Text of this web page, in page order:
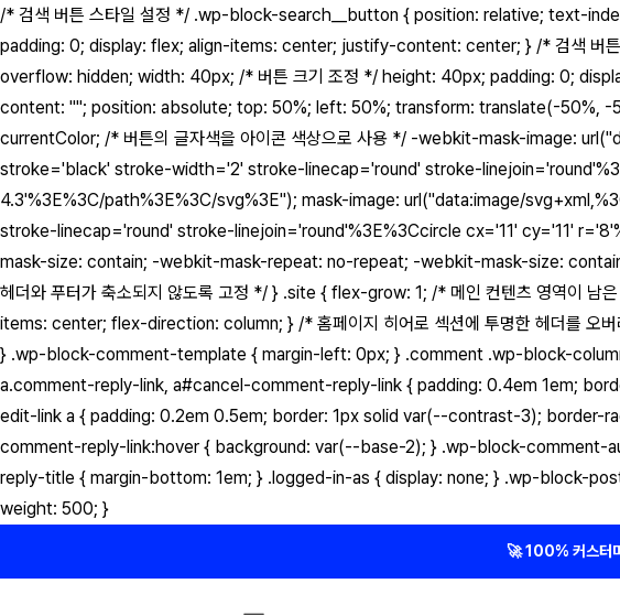
/* 검색 버튼 스타일 설정 */ .wp-block-search__button { position: relative; text-
padding: 0; display: flex; align-items: center; justify-content: center; } /* 검색
overflow: hidden; width: 40px; /* 버튼 크기 조정 */ height: 40px; padding: 0;
content: ""; position: absolute; top: 50%; left: 50%; transform: translate(-50%, -
currentColor; /* 버튼의 글자색을 아이콘 색상으로 사용 */ -webkit-mask-image:
stroke='black' stroke-width='2' stroke-linecap='round' stroke-
4.3'%3E%3C/path%3E%3C/svg%3E"); mask-image: url("data:image/
stroke-linecap='round' stroke-linejoin='round'%3E%3Ccircle cx='11' cy='11'
mask-size: contain; -webkit-mask-repeat: no-repeat; -webkit-mask-size:
헤더와 푸터가 축소되지 않도록 고정 */ } .site { flex-grow: 1; /* 메인 컨텐츠 영역이
items: center; flex-direction: column; } /* 홈페이지 히어로 섹션에 투명한 헤더를
} .wp-block-comment-template { margin-left: 0px; } .comment .wp-block-
a.comment-reply-link, a#cancel-comment-reply-link { padding: 0.4em 1em;
edit-link a { padding: 0.2em 0.5em; border: 1px solid var(--contrast-3);
comment-reply-link:hover { background: var(--base-2); } .wp-block-
reply-title { margin-bottom: 1em; } .logged-in-as { display: none; } .wp-block-
weight: 500; }
🚀 100% 커스터